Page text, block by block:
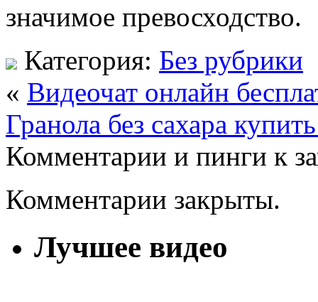
значимое превосходство.
Категория: Без рубрики
« Видеочат онлайн
Гранола без сахара
Комментарии и пинги к
Комментарии закрыты.
Лучшее видео